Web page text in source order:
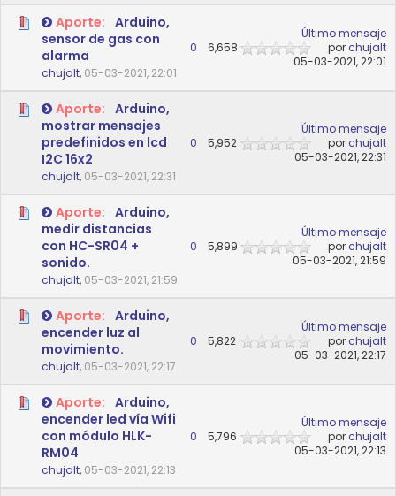
Aporte: Arduino,
sensor de gas con
alarma
chujalt, 05-03-2021, 22:01
0 6,658
Último mensaje
por chujalt
05-03-2021, 22:01
Aporte: Arduino,
mostrar mensajes
predefinidos en lcd
I2C 16x2
chujalt, 05-03-2021, 22:31
0 5,952
Último mensaje
por chujalt
05-03-2021, 22:31
Aporte: Arduino,
medir distancias
con HC-SR04 +
sonido.
chujalt, 05-03-2021, 21:59
0 5,899
Último mensaje
por chujalt
05-03-2021, 21:59
Aporte: Arduino,
encender luz al
movimiento.
chujalt, 05-03-2021, 22:17
0 5,822
Último mensaje
por chujalt
05-03-2021, 22:17
Aporte: Arduino,
encender led vía Wifi
con módulo HLK-
RM04
chujalt, 05-03-2021, 22:13
0 5,796
Último mensaje
por chujalt
05-03-2021, 22:13